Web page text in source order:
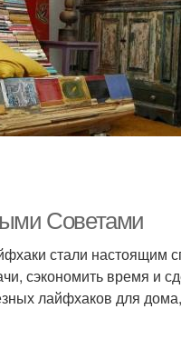
Советами
стали настоящим
сэкономить время и
лайфхаков для